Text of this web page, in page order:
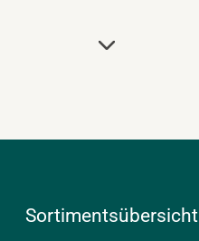
Sortimentsübersicht